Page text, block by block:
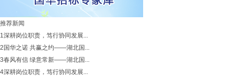
推荐新闻
1深耕岗位职责，笃行协同发展...
2 国华之诺 共赢之约——湖北国...
3春风有信 绿意常新——湖北国...
4深耕岗位职责，笃行协同发展...